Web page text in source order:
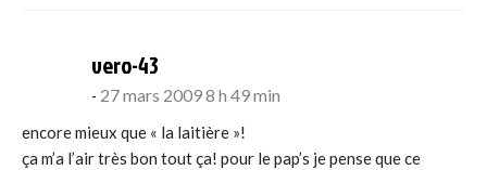
vero-43
27 mars 2009 8 h 49 min
encore mieux que « la laitière »!
ça m’a l’air très bon tout ça! pour le pap’s je pense que ce